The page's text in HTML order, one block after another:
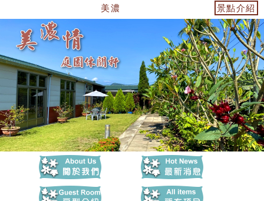
美濃情庭園休閒軒民宿-民宿包棟-麻
景點介紹